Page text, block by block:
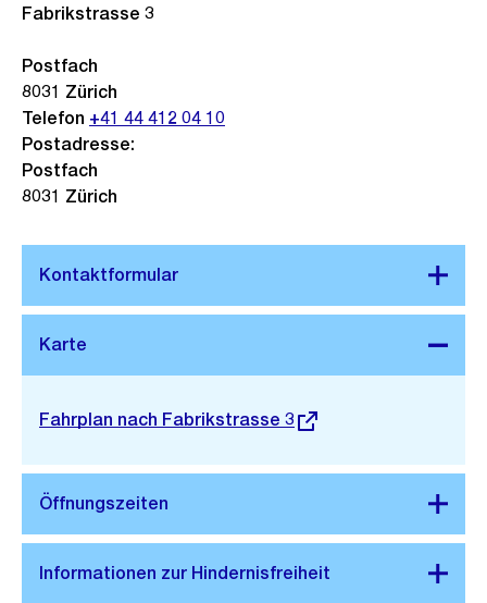
Stadtplan 3D
Externer
Fahrplan nach Fabrikstrasse 3
Fabrikstrasse 3
Postfach
8031 Zürich
Telefon +41 44 412 04 10
Postadresse:
Postfach
8031 Zürich